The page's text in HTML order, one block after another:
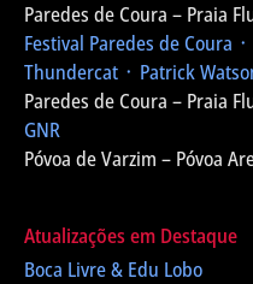
Paredes de Coura – Praia
Festival Paredes de Coura
Thundercat ᛫ Patrick
Paredes de Coura – Praia
GNR
Póvoa de Varzim – Póvoa
Atualizações em Destaque
Boca Livre & Edu Lobo